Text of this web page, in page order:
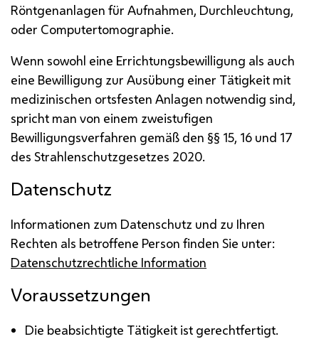
Röntgenanlagen für Aufnahmen, Durchleuchtung,
oder Computertomographie.
Wenn sowohl eine Errichtungsbewilligung als auch
eine Bewilligung zur Ausübung einer Tätigkeit mit
medizinischen ortsfesten Anlagen notwendig sind,
spricht man von einem zweistufigen
Bewilligungsverfahren gemäß den §§ 15, 16 und 17
des Strahlenschutzgesetzes 2020.
Datenschutz
Informationen zum Datenschutz und zu Ihren
Rechten als betroffene Person finden Sie unter:
Datenschutzrechtliche Information
Voraussetzungen
Die beabsichtigte Tätigkeit ist gerechtfertigt.